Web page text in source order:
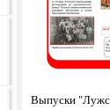
Выпуски